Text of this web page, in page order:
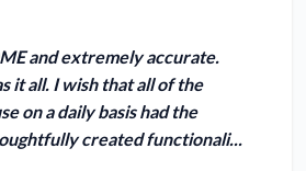
and extremely accurate.
it all. I wish that all of the
on a daily basis had the
created functionali...